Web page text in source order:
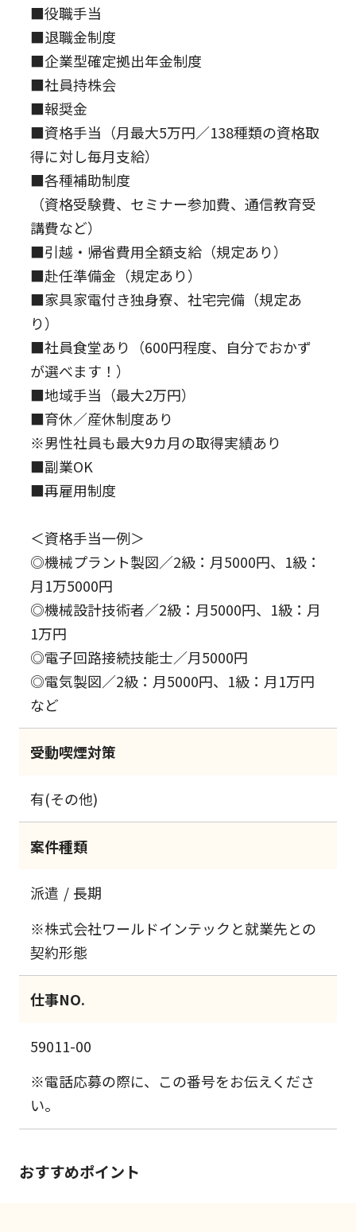
■役職手当
■退職金制度
■企業型確定拠出年金制度
■社員持株会
■報奨金
■資格手当（月最大5万円／138種類の資格取
得に対し毎月支給）
■各種補助制度
（資格受験費、セミナー参加費、通信教育受
講費など）
■引越・帰省費用全額支給（規定あり）
■赴任準備⾦（規定あり）
■家具家電付き独⾝寮、社宅完備（規定あ
り）
■社員食堂あり（600円程度、自分でおかず
が選べます！）
■地域手当（最大2万円）
■育休／産休制度あり
※男性社員も最大9カ月の取得実績あり
■副業OK
■再雇用制度
＜資格手当一例＞
◎機械プラント製図／2級：月5000円、1級：
月1万5000円
◎機械設計技術者／2級：月5000円、1級：月
1万円
◎電子回路接続技能士／月5000円
◎電気製図／2級：月5000円、1級：月1万円
など
受動喫煙対策
有(その他)
案件種類
派遣
長期
※株式会社ワールドインテックと就業先との
契約形態
仕事NO.
59011-00
※電話応募の際に、この番号をお伝えくださ
い。
おすすめポイント